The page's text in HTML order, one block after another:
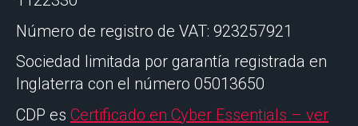
Número de registro de VAT: 923257921
Sociedad limitada por garantía registrada en
Inglaterra con el número 05013650
CDP es Certificado en Cyber Essentials – ver